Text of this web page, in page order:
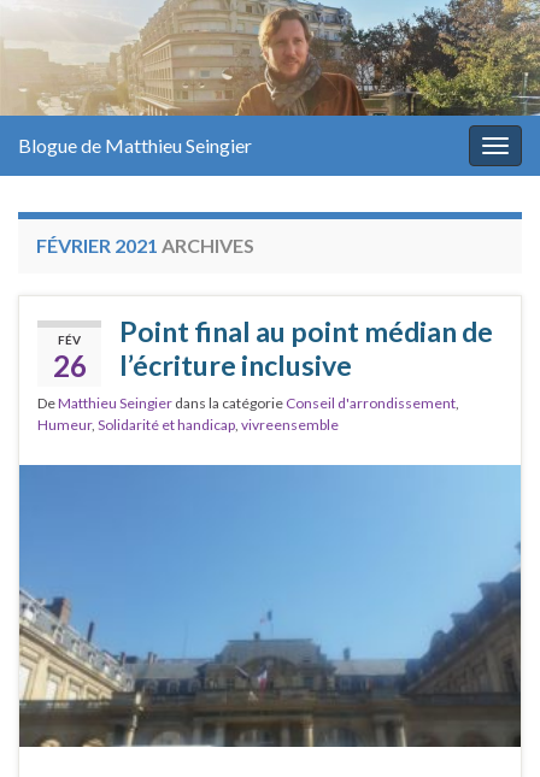
Blogue de Matthieu Seingier
FÉVRIER 2021 ARCHIVES
FÉV
26
Point final au point médian de
l’écriture inclusive
DeMatthieu Seingier dans la catégorie Conseil d'arrondissement
Humeur, Solidarité et handicap vivreensemble